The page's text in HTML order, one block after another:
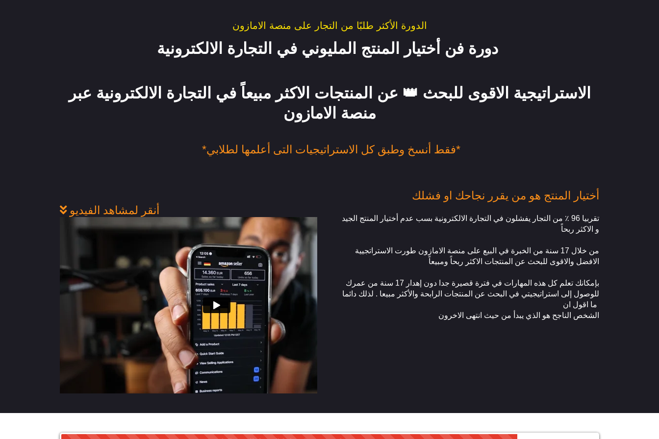
الدورة الأكثر طلبًا من التجار على منصة الامازون
دورة فن أختيار المنتج المليوني في التجارة الالكترونية
الاستراتيجية الاقوى للبحث 👑 عن المنتجات الاكثر مبيعاً في التجارة الالكترونية عبر
منصة الامازون
*فقط أنسخ وطبق كل الاستراتيجيات التى أعلمها لطلابي*
أختيار المنتج هو من يقرر نجاحك او فشلك
تقربيا 96 ٪؜ من التجار يفشلون في التجارة الالكترونية بسب عدم أختيار المنتج الجيد
و الاكثر ربحاً
من خلال 17 سنة من الخبرة في البيع على منصة الامازون طورت الاستراتجيية
الافضل والاقوى للبحث عن المنتجات الاكثر ربحاً ومبيعاً
بإمكانك تعلم كل هذه المهارات في فترة قصيرة جدا دون إهدار 17 سنة من عمرك
للوصول إلى استراتيجيتي في البحث عن المنتجات الرابحة والأكثر مبيعا . لذلك دائما
الشخص الناجح هو الذي يبدأ من حيث انتهى الاخرون